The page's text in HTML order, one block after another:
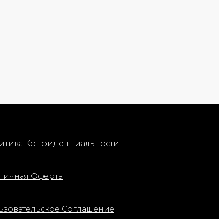
Конфиденциальности
Оферта
Соглашение